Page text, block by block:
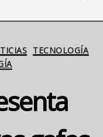
TECNOLOGÍA